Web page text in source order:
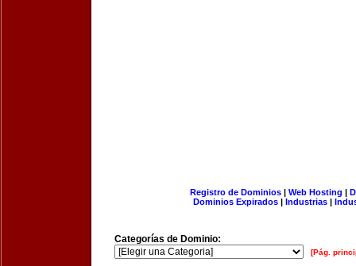
Registro de Dominios| Web Hosting |
Dominios Expirados | Industrias |
Categorías de Dominio:
[Pág.